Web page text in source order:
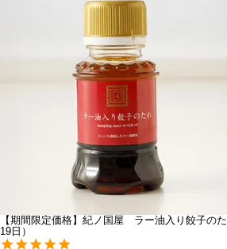
【期間限定価格】紀ノ国屋 ラー油入り餃子の
19日）